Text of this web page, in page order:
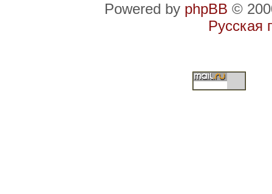
Powered by phpBB ©
Русская